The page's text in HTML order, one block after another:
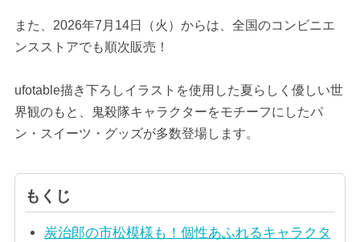
また、2026年7月14日（火）からは、全国のコンビニエ
ンスストアでも順次販売！
ufotable描き下ろしイラストを使用した夏らしく優しい世
界観のもと、鬼殺隊キャラクターをモチーフにしたパ
ン・スイーツ・グッズが多数登場します。
もくじ
炭治郎の市松模様も！個性あふれるキャラクタ